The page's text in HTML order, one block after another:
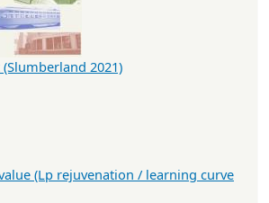
2021)
(Lp rejuvenation / learning curve